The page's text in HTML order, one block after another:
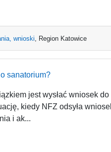
wnioski, Region Katowice
sanatorium?
jest wysłać wniosek
kiedy NFZ odsyła
i ak...